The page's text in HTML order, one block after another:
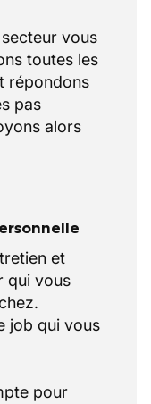
vous
toutes les
répondons
pas
alors
et
qui vous
job qui vous
pour